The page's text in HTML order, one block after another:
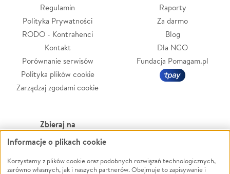
Regulamin
Polityka Prywatności
RODO - Kontrahenci
Kontakt
Porównanie serwisów
Polityka plików cookie
Zarządzaj zgodami cookie
Raporty
Za darmo
Blog
Dla NGO
Fundacja Pomagam.pl
Zbieraj na
Leczenie
Zwierzęta
Powódź
Informacje o plikach cookie
Korzystamy z plików cookie oraz podobnych rozwiązań technologicznych,
zarówno własnych, jak i naszych partnerów. Obejmuje to zapisywanie i